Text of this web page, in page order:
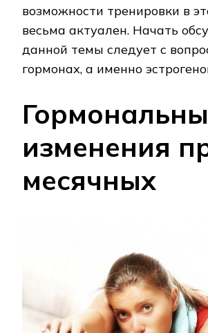
возможности тренировки в
весьма актуален. Начать
данной темы следует с
гормонах, а именно
изменения
месячных